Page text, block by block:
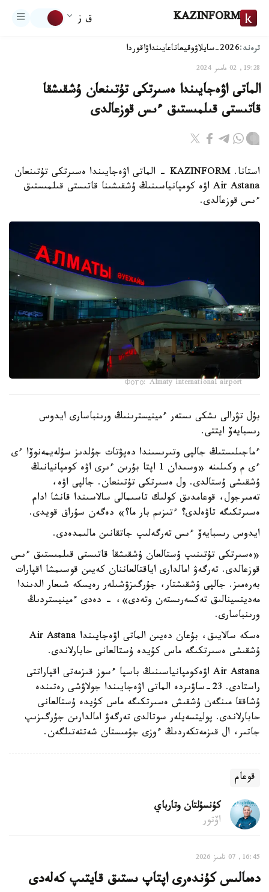
KAZINFORM ق ز
ترەند:2026-سايلاۋ وقيعاتاعايىنداۋاقوردا
19:28, 02 مامىر 2024
الماتى اۋەجايىندا ەسىرتكى تۇتىنعان ۇشقىشقا
قاتىستى قىلمىستىق ءىس قوزعالدى
استانا. KAZINFORM - الماتى اۋەجايىندا ەسىرتكى تۇتىنعان
Air Astana اۋە كومپانياسىنىڭ ۇشقىشىنا قاتىستى قىلمىستىق
ءىس قوزعالدى.
Фото: Almaty international airport
بۇل تۋرالى ىشكى ىستەر ءمينيسترىنىڭ ورىنباسارى ايدوس
رىسبايەۆ ايتتى.
ءماجىلىستىڭ جالپى وتىرىسىندا دەپۋتات جۇلدىز سۇلەيمەنوۆا ءى
ءى م وكىلىنە «وسىدان 1 اپتا بۇرىن ءىرى اۋە كومپانيانىڭ
ۇشقىشى ۇستالدى. ول ەسىرتكى تۇتىنعان. جالپى اۋە،
تەمىرجول، قوعامدىق كولىك تاسىمالى سالاسىندا قانشا ادام
ەسىرتكىگە تاۋەلدى؟ ءتىزىم بار ما؟» دەگەن سۇراق قويدى.
ايدوس رىسبايەۆ ءىس تەرگەلىپ جاتقانىن مالىمدەدى.
«ەسىرتكى تۇتىنىپ ۇستالعان ۇشقىشقا قاتىستى قىلمىستىق ءىس
قوزعالدى. تەرگەۋ امالدارى اياقتالعاننان كەيىن قوسىمشا اقپارات
بەرەمىز. جالپى ۇشقىشتار، جۇرگىزۋشىلەر رەيسكە شىعار الدىندا
مەديتسينالىق تەكسەرىستەن وتەدى»، - دەدى ءمينيستردىڭ
ورىنباسارى.
ەسكە سالايىق، بۇعان دەيىن الماتى اۋەجايىندا Air Astana
ۇشقىشى ەسىرتكىگە ماس كۇيدە ۇستالعانى حابارلاندى.
Air Astana اۋەكومپانياسىنىڭ باسپا ءسوز قىزمەتى اقپاراتتى
راستادى. 23-ساۋىردە الماتى اۋەجايىندا جولاۋشى رەتىندە
ۇشاققا مىنگەن ۇشقىش ەسىرتكىگە ماس كۇيدە ۇستالعانى
حابارلاندى. پوليتسەيلەر سوتالدى تەرگەۋ امالدارىن جۇرگىزىپ
جاتىر، ال قىزمەتكەردىڭ ءوزى جۇمىستان شەتتەتىلگەن.
قوعام
كۇنسۇلتان وتارباي
اۆتور
16:45, 07 تامىز 2026
دەمالىس كۇندەرى اپتاپ ىستىق قايتىپ كەلەدى